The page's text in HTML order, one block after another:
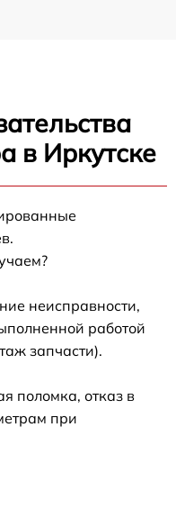
в Иркутске
неисправности,
работой
запчасти).
поломка, отказ в
при